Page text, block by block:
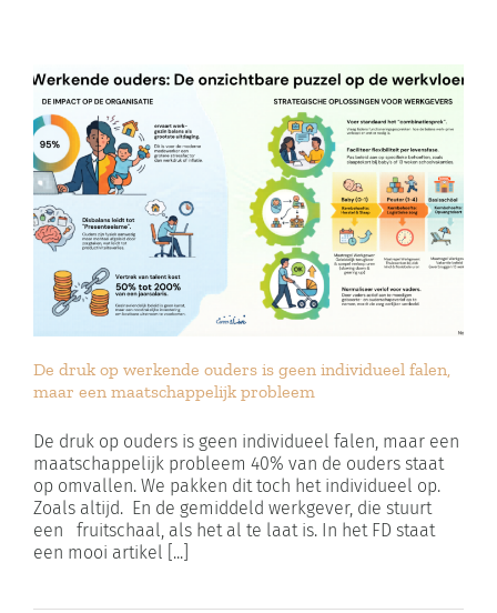
De druk op werkende ouders is geen individueel falen,
maar een maatschappelijk probleem
De druk op ouders is geen individueel falen, maar een
maatschappelijk probleem 40% van de ouders staat
op omvallen. We pakken dit toch het individueel op.
Zoals altijd. En de gemiddeld werkgever, die stuurt
een fruitschaal, als het al te laat is. In het FD staat
een mooi artikel [...]